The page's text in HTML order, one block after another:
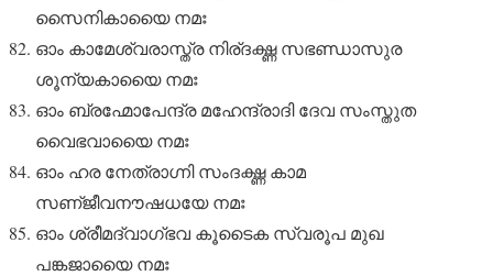
സൈനികായൈ നമഃ
ഓം കാമേശ്വരാസ്ത്ര നിര്ദഗ്ദ്ധ സഭണ്ഡാസുര
ശൂന്യകായൈ നമഃ
ഓം ബ്രഹ്മോപേന്ദ്ര മഹേന്ദ്രാദി ദേവ സംസ്തുത
വൈഭവായൈ നമഃ
ഓം ഹര നേത്രാഗ്നി സംദഗ്ദ്ധ കാമ
സണ്ജീവനൗഷധയേ നമഃ
ഓം ശ്രീമദ്വാഗ്ഭവ കൂടൈക സ്വരൂപ മുഖ
പങ്കജായൈ നമഃ